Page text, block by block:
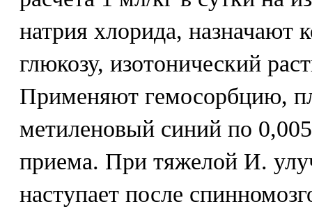
натрия хлорида, назначают
глюкозу, изотонический
Применяют гемосорбцию,
метиленовый синий по
приема. При тяжелой И.
наступает после